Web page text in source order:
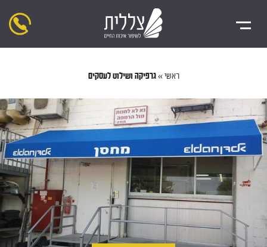
ראשי » גרפיקה ושילוט לעסקים